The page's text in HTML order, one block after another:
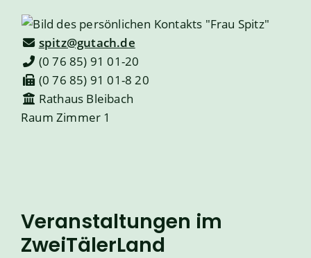
spitz@gutach.de
(0 76 85) 91 01-20
(0 76 85) 91 01-8 20
Rathaus Bleibach
Raum Zimmer 1
Veranstaltungen im
ZweiTälerLand